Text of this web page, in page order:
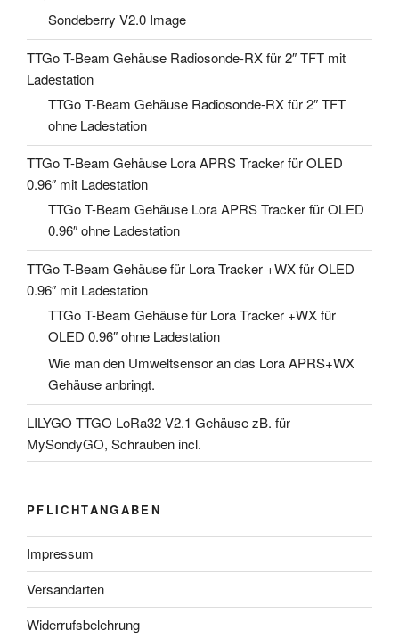
Sondeberry V2.0 Image
TTGo T-Beam Gehäuse Radiosonde-RX für 2″ TFT mit
Ladestation
TTGo T-Beam Gehäuse Radiosonde-RX für 2″ TFT
ohne Ladestation
TTGo T-Beam Gehäuse Lora APRS Tracker für OLED
0.96″ mit Ladestation
TTGo T-Beam Gehäuse Lora APRS Tracker für OLED
0.96″ ohne Ladestation
TTGo T-Beam Gehäuse für Lora Tracker +WX für OLED
0.96″ mit Ladestation
TTGo T-Beam Gehäuse für Lora Tracker +WX für
OLED 0.96″ ohne Ladestation
Wie man den Umweltsensor an das Lora APRS+WX
Gehäuse anbringt.
LILYGO TTGO LoRa32 V2.1 Gehäuse zB. für
MySondyGO, Schrauben incl.
PFLICHTANGABEN
Impressum
Versandarten
Widerrufsbelehrung